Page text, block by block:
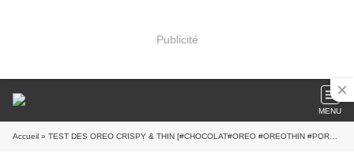
Publicité
MENU
Accueil » TEST DES OREO CRISPY & THIN [#CHOCOLAT#OREO #OREOTHIN #PORNFOOD #GOURMANDISE]